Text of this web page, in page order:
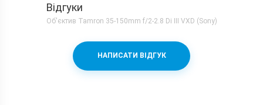
Відгуки
Об'єктив Tamron 35-150mm f/2-2.8 Di III VXD (Sony)
НАПИСАТИ ВІДГУК